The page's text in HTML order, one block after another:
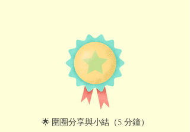
🌟 圍圈分享與小結（5 分鐘）